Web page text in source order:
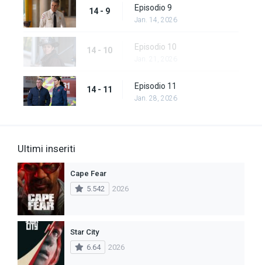
14 - 9 Episodio 9
Jan. 14, 2026
14 - 10 Episodio 10
14 - 11 Episodio 11
Jan. 28, 2026
Ultimi inseriti
Cape Fear
5.542
2026
Star City
6.64
2026